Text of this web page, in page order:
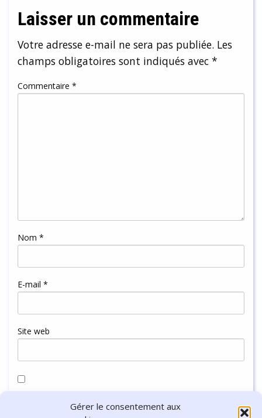
Gérer le consentement aux
Laisser un commentaire
Votre adresse e-mail ne sera pas publiée. Les
champs obligatoires sont indiqués avec *
Commentaire *
Nom *
E-mail *
Site web
navigateur pour mon prochain commentaire.